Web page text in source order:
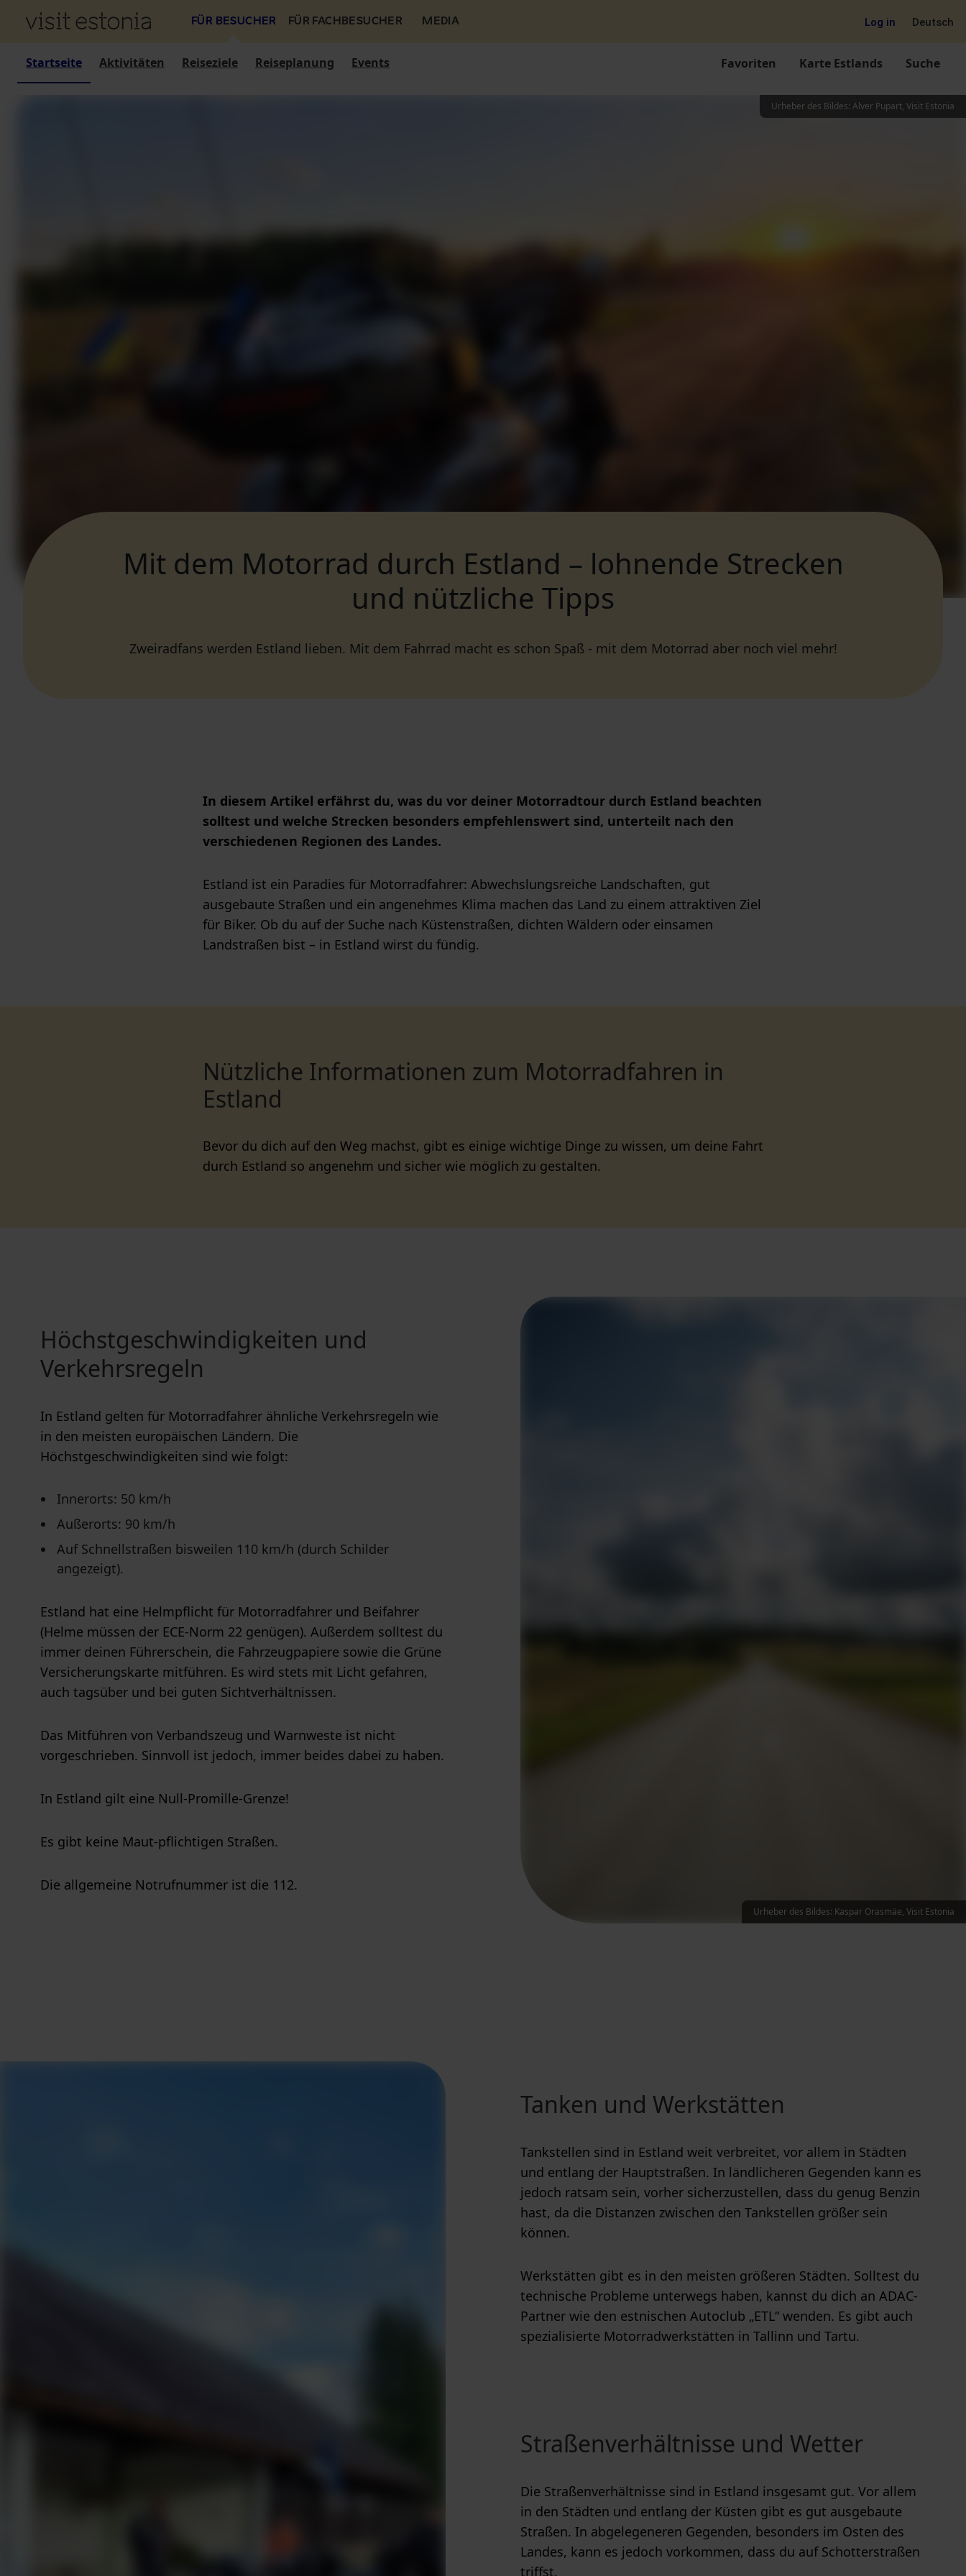
FÜR BESUCHER FÜR FACHBESUCHER MEDIA Log in Deutsch
Startseite Aktivitäten Reiseziele Reiseplanung Events Favoriten Karte Estlands Suche
Urheber des Bildes: Alver Pupart, Visit Estonia
Mit dem Motorrad durch Estland – lohnende Strecken
und nützliche Tipps
Zweiradfans werden Estland lieben. Mit dem Fahrrad macht es schon Spaß - mit dem Motorrad aber noch viel mehr!
In diesem Artikel erfährst du, was du vor deiner Motorradtour durch Estland beachten
solltest und welche Strecken besonders empfehlenswert sind, unterteilt nach den
verschiedenen Regionen des Landes.
Estland ist ein Paradies für Motorradfahrer: Abwechslungsreiche Landschaften, gut
ausgebaute Straßen und ein angenehmes Klima machen das Land zu einem attraktiven Ziel
für Biker. Ob du auf der Suche nach Küstenstraßen, dichten Wäldern oder einsamen
Landstraßen bist – in Estland wirst du fündig.
Nützliche Informationen zum Motorradfahren in
Estland
Bevor du dich auf den Weg machst, gibt es einige wichtige Dinge zu wissen, um deine Fahrt
durch Estland so angenehm und sicher wie möglich zu gestalten.
Höchstgeschwindigkeiten und
Verkehrsregeln
In Estland gelten für Motorradfahrer ähnliche Verkehrsregeln wie
in den meisten europäischen Ländern. Die
Höchstgeschwindigkeiten sind wie folgt:
Innerorts: 50 km/h
Außerorts: 90 km/h
Auf Schnellstraßen bisweilen 110 km/h (durch Schilder
angezeigt).
Estland hat eine Helmpflicht für Motorradfahrer und Beifahrer
(Helme müssen der ECE-Norm 22 genügen). Außerdem solltest du
immer deinen Führerschein, die Fahrzeugpapiere sowie die Grüne
Versicherungskarte mitführen. Es wird stets mit Licht gefahren,
auch tagsüber und bei guten Sichtverhältnissen.
Das Mitführen von Verbandszeug und Warnweste ist nicht
vorgeschrieben. Sinnvoll ist jedoch, immer beides dabei zu haben.
In Estland gilt eine Null-Promille-Grenze!
Es gibt keine Maut-pflichtigen Straßen.
Die allgemeine Notrufnummer ist die 112.
Urheber des Bildes: Kaspar Orasmäe, Visit Estonia
Tanken und Werkstätten
Tankstellen sind in Estland weit verbreitet, vor allem in Städten
und entlang der Hauptstraßen. In ländlicheren Gegenden kann es
jedoch ratsam sein, vorher sicherzustellen, dass du genug Benzin
hast, da die Distanzen zwischen den Tankstellen größer sein
können.
Werkstätten gibt es in den meisten größeren Städten. Solltest du
technische Probleme unterwegs haben, kannst du dich an ADAC-
Partner wie den estnischen Autoclub „ETL“ wenden. Es gibt auch
spezialisierte Motorradwerkstätten in Tallinn und Tartu.
Straßenverhältnisse und Wetter
Die Straßenverhältnisse sind in Estland insgesamt gut. Vor allem
in den Städten und entlang der Küsten gibt es gut ausgebaute
Straßen. In abgelegeneren Gegenden, besonders im Osten des
Landes, kann es jedoch vorkommen, dass du auf Schotterstraßen
triffst.